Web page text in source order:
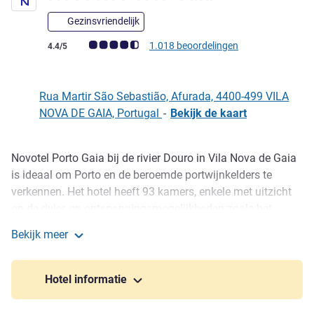
Gezinsvriendelijk
Avis-klantbeoordeling (ALL beoordeling)
4.4/5 1.018 beoordelingen
Rua Martir São Sebastião, Afurada, 4400-499 VILA
NOVA DE GAIA, Portugal - Bekijk de kaart
Omschrijving
Novotel Porto Gaia bij de rivier Douro in Vila Nova de Gaia
is ideaal om Porto en de beroemde portwijnkelders te
verkennen. Het hotel heeft 93 kamers, enkele met uitzicht
vergaderruimten is het hotel perfect voor evenementen, en
biedt het daarnaast fantastische gerechten en gratis
parkeren. Ons personeel zorgt voor onvergetelijke
Bekijk meer
Hotel informatie